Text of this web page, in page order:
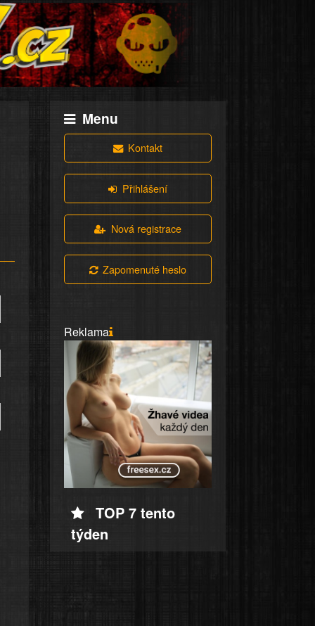
Menu
Kontakt
Přihlášení
Nová registrace
Zapomenuté heslo
Reklama
TOP 7 tento
týden